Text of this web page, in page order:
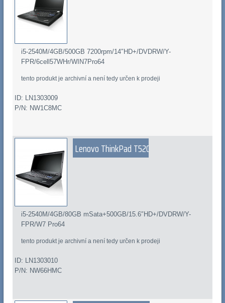
i5-2540M/4GB/500GB 7200rpm/14″HD+/DVDRW/Y-
FPR/6cell57WHr/WIN7Pro64
tento produkt je archivní a není tedy určen k prodeji
ID: LN1303009
P/N: NW1C8MC
Lenovo ThinkPad T520
i5-2540M/4GB/80GB mSata+500GB/15.6″HD+/DVDRW/Y-
FPR/W7 Pro64
tento produkt je archivní a není tedy určen k prodeji
ID: LN1303010
P/N: NW66HMC